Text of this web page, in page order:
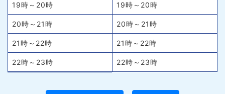
19時～20時 19時～20時
20時～21時 20時～21時
21時～22時 21時～22時
22時～23時 22時～23時